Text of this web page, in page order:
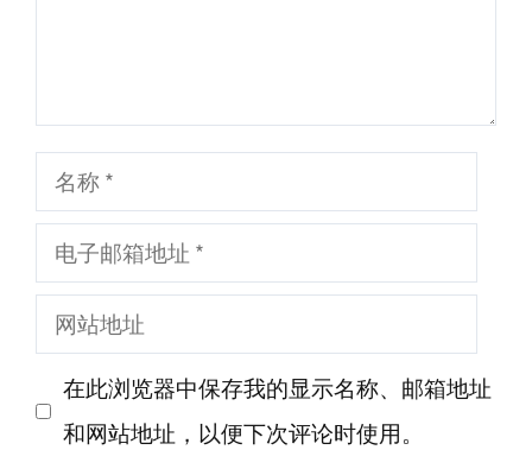
称
电
子
邮
地
网
站
地
在此浏览器中保存我的显示名称、邮箱地址
和网站地址，以便下次评论时使用。